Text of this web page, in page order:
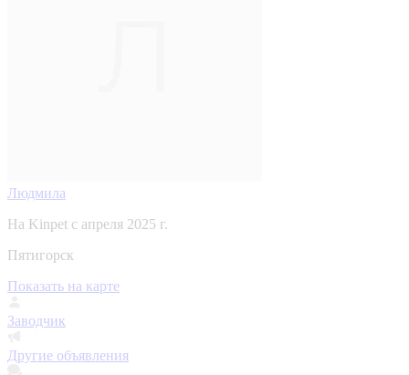
Людмила
На Kinpet c апреля 2025 г.
Пятигорск
Показать на карте
Заводчик
Другие объявления